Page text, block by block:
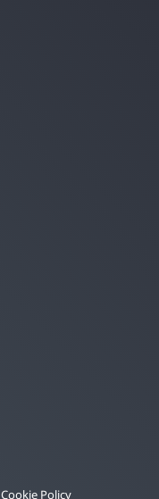
Cookie Policy